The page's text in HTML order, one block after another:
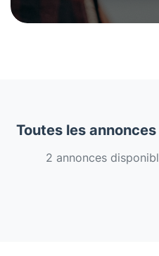
Toutes les
2 annonces